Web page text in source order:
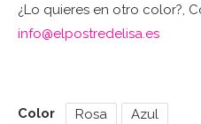
¿Lo quieres en otro color?,
info@elpostredelisa.es
Color Rosa Azul